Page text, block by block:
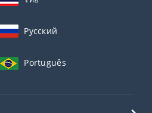
Русский
Português